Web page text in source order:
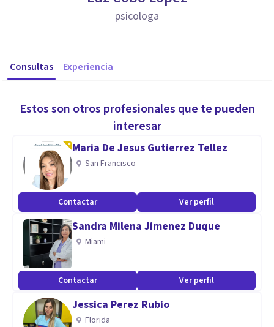
psicologa
Consultas Experiencia
Estos son otros profesionales que te pueden
interesar
Maria De Jesus Gutierrez Tellez
San Francisco
Contactar Ver perfil
Sandra Milena Jimenez Duque
Miami
Contactar Ver perfil
Jessica Perez Rubio
Florida